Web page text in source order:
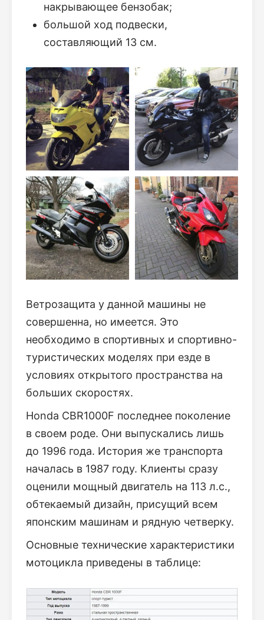
накрывающее бензобак;
большой ход подвески,
составляющий 13 см.
Ветрозащита у данной машины не
совершенна, но имеется. Это
необходимо в спортивных и спортивно-
туристических моделях при езде в
условиях открытого пространства на
больших скоростях.
Honda CBR1000F последнее поколение
в своем роде. Они выпускались лишь
до 1996 года. История же транспорта
началась в 1987 году. Клиенты сразу
оценили мощный двигатель на 113 л.с.,
обтекаемый дизайн, присущий всем
японским машинам и рядную четверку.
Основные технические характеристики
мотоцикла приведены в таблице: